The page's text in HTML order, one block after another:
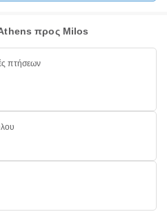
προς Milos
πτήσεων